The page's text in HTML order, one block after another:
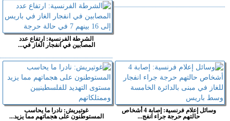
الشرطة الفرنسية: ارتفاع عدد
المصابين في انفجار الغاز في...
وسائل إعلام فرنسية: إصابة 4 أشخاص
حالتهم حرجة جراء انفج...
غوتيريش: نادرا ما يحاسب
المستوطنون على هجماتهم مما يزيد...